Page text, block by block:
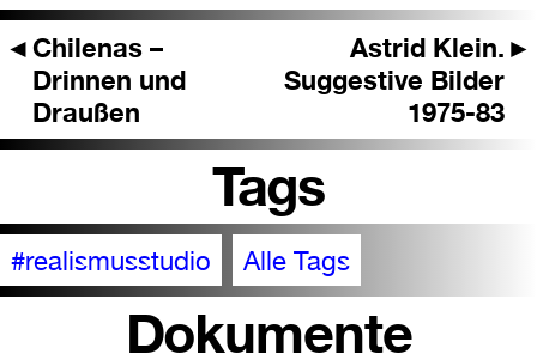
◄Chilenas –
Drinnen und
Draußen
►
Astrid Klein.
Suggestive Bilder
1975-83
Tags
#realismusstudio Alle Tags
Dokumente